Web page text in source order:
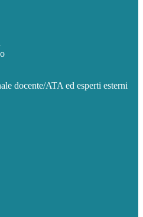
docente/ATA ed esperti esterni